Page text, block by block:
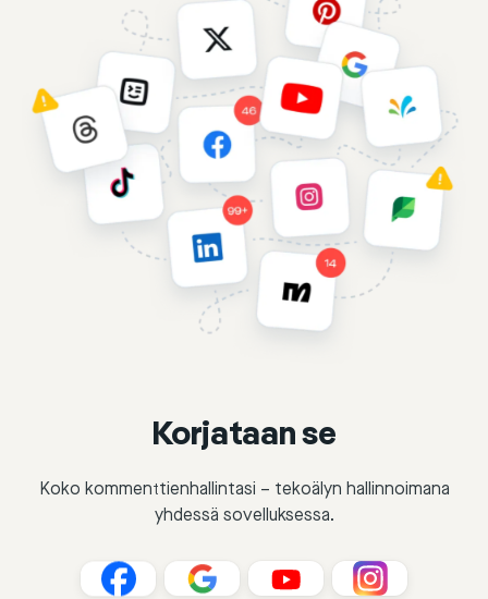
Korjataan se
Koko kommenttienhallintasi – tekoälyn hallinnoimana
yhdessä sovelluksessa.